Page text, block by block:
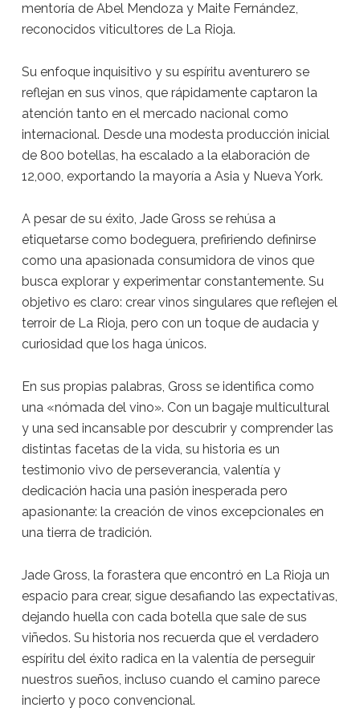
mentoría de Abel Mendoza y Maite Fernández,
reconocidos viticultores de La Rioja.
Su enfoque inquisitivo y su espíritu aventurero se
reflejan en sus vinos, que rápidamente captaron la
atención tanto en el mercado nacional como
internacional. Desde una modesta producción inicial
de 800 botellas, ha escalado a la elaboración de
12,000, exportando la mayoría a Asia y Nueva York.
A pesar de su éxito, Jade Gross se rehúsa a
etiquetarse como bodeguera, prefiriendo definirse
como una apasionada consumidora de vinos que
busca explorar y experimentar constantemente. Su
objetivo es claro: crear vinos singulares que reflejen el
terroir de La Rioja, pero con un toque de audacia y
curiosidad que los haga únicos.
En sus propias palabras, Gross se identifica como
una «nómada del vino». Con un bagaje multicultural
y una sed incansable por descubrir y comprender las
distintas facetas de la vida, su historia es un
testimonio vivo de perseverancia, valentía y
dedicación hacia una pasión inesperada pero
apasionante: la creación de vinos excepcionales en
una tierra de tradición.
Jade Gross, la forastera que encontró en La Rioja un
espacio para crear, sigue desafiando las expectativas,
dejando huella con cada botella que sale de sus
viñedos. Su historia nos recuerda que el verdadero
espíritu del éxito radica en la valentía de perseguir
nuestros sueños, incluso cuando el camino parece
incierto y poco convencional.